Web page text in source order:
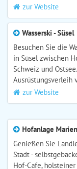
zur Website
Wasserski - Süsel
Besuchen Sie die
in Süsel zwischen
Schweiz und
Ausrüstungsverleih
zur Website
Hofanlage
Genießen Sie
Stadt -
Hof-Cafe,